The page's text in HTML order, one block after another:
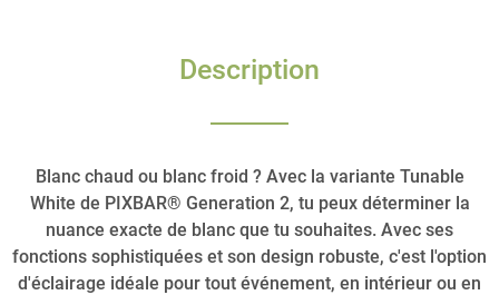
Description
Blanc chaud ou blanc froid ? Avec la variante Tunable
White de PIXBAR® Generation 2, tu peux déterminer la
nuance exacte de blanc que tu souhaites. Avec ses
fonctions sophistiquées et son design robuste, c'est l'option
d'éclairage idéale pour tout événement, en intérieur ou en